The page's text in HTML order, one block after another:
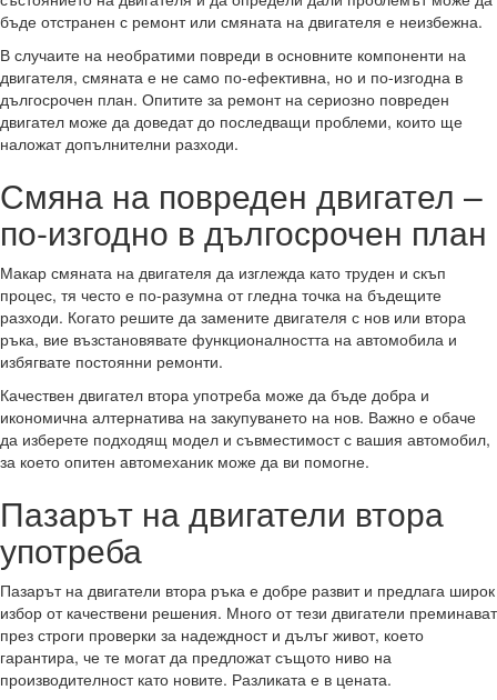
бъде отстранен с ремонт или смяната на двигателя е неизбежна.
В случаите на необратими повреди в основните компоненти на
двигателя, смяната е не само по-ефективна, но и по-изгодна в
дългосрочен план. Опитите за ремонт на сериозно повреден
двигател може да доведат до последващи проблеми, които ще
наложат допълнителни разходи.
Смяна на повреден двигател –
по-изгодно в дългосрочен план
Макар смяната на двигателя да изглежда като труден и скъп
процес, тя често е по-разумна от гледна точка на бъдещите
разходи. Когато решите да замените двигателя с нов или втора
ръка, вие възстановявате функционалността на автомобила и
избягвате постоянни ремонти.
Качествен двигател втора употреба може да бъде добра и
икономична алтернатива на закупуването на нов. Важно е обаче
да изберете подходящ модел и съвместимост с вашия автомобил,
за което опитен автомеханик може да ви помогне.
Пазарът на двигатели втора
употреба
Пазарът на двигатели втора ръка е добре развит и предлага широк
избор от качествени решения. Много от тези двигатели преминават
през строги проверки за надеждност и дълъг живот, което
гарантира, че те могат да предложат същото ниво на
производителност като новите. Разликата е в цената.